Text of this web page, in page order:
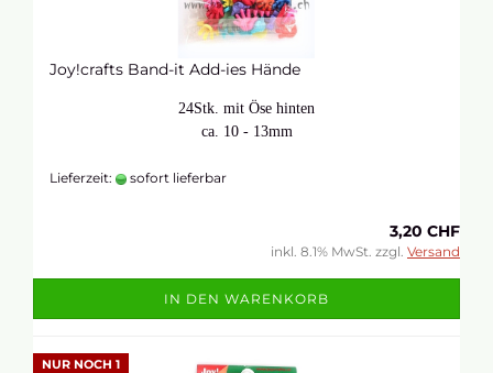
Joy!crafts Band-it Add-ies Hände
24Stk. mit Öse hinten
ca. 10 - 13mm
Lieferzeit: sofort lieferbar
3,20 CHF
inkl. 8.1% MwSt. zzgl. Versand
IN DEN WARENKORB
NUR NOCH 1